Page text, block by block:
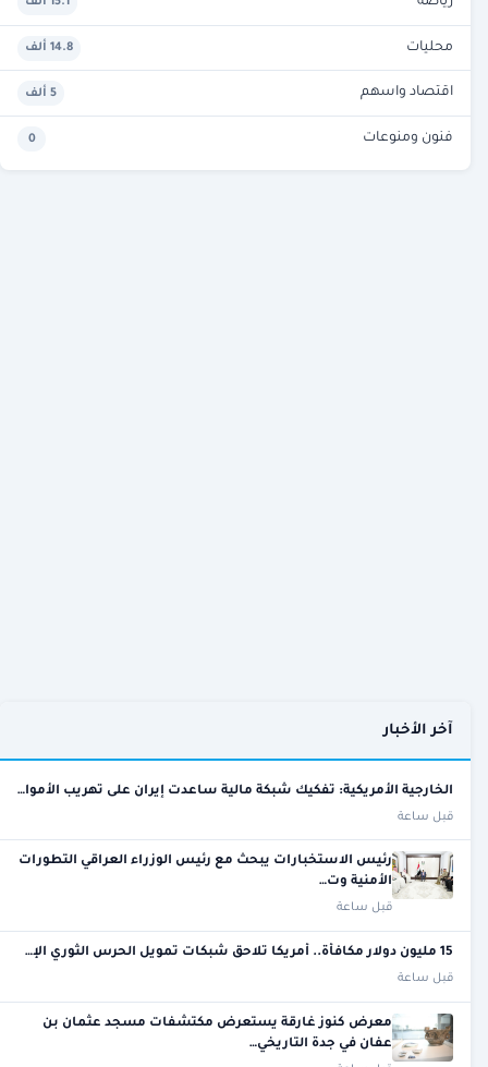
محليات 14.8 ألف
اقتصاد واسهم 5 ألف
فنون ومنوعات 0
آخر الأخبار
الخارجية الأمريكية: تفكيك شبكة مالية ساعدت إيران على تهريب الأموا…
قبل ساعة
رئيس الاستخبارات يبحث مع رئيس الوزراء العراقي التطورات
الأمنية وت…
قبل ساعة
15 مليون دولار مكافأة.. أمريكا تلاحق شبكات تمويل الحرس الثوري الإ…
قبل ساعة
معرض كنوز غارقة يستعرض مكتشفات مسجد عثمان بن
عفان في جدة التاريخي…